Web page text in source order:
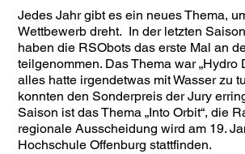
Jedes Jahr gibt es ein neues Thema,
Wettbewerb dreht. In der letzten
haben die RSObots das erste Mal an
teilgenommen. Das Thema war „Hydro
alles hatte irgendetwas mit Wasser zu
konnten den Sonderpreis der Jury
Saison ist das Thema „Into Orbit“, die
regionale Ausscheidung wird am 19.
Hochschule Offenburg stattfinden.